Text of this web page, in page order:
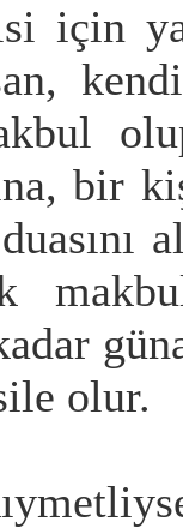
için
bir
olur.